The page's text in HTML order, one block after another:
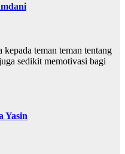
teman teman tentang
sedikit memotivasi bagi
Yasin